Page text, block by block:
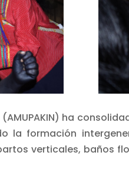
ha
la formación
verticales, baños